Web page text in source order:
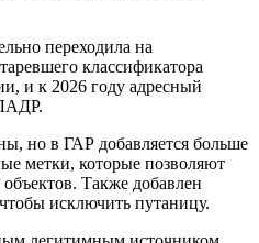
переходила на
классификатора
и к 2026 году адресный
но в ГАР добавляется больше
метки, которые позволяют
Также добавлен
исключить путаницу.